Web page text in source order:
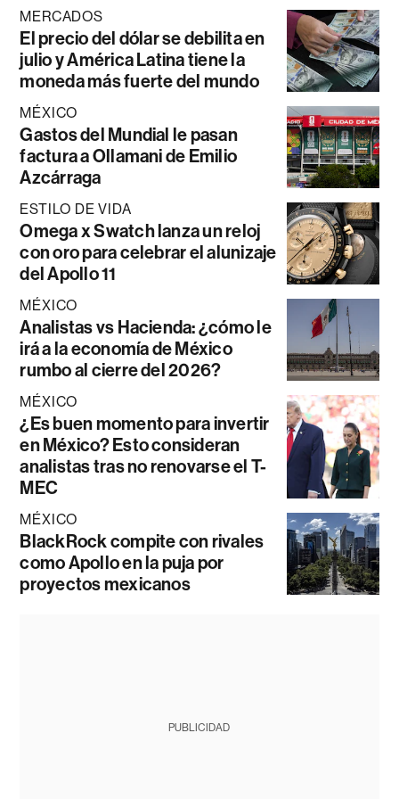
MERCADOS
El precio del dólar se debilita en
julio y América Latina tiene la
moneda más fuerte del mundo
MÉXICO
Gastos del Mundial le pasan
factura a Ollamani de Emilio
Azcárraga
ESTILO DE VIDA
Omega x Swatch lanza un reloj
con oro para celebrar el alunizaje
del Apollo 11
MÉXICO
Analistas vs Hacienda: ¿cómo le
irá a la economía de México
rumbo al cierre del 2026?
MÉXICO
¿Es buen momento para invertir
en México? Esto consideran
analistas tras no renovarse el T-
MEC
MÉXICO
BlackRock compite con rivales
como Apollo en la puja por
proyectos mexicanos
PUBLICIDAD